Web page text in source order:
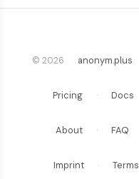
© 2026 anonym.plus
Pricing · Docs
About · FAQ
Imprint · Terms